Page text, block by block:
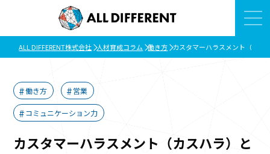
ALL DIFFERENT株式会社 人材育成コラム 働き方 カスタマーハラスメント（カス
働き方 営業
コミュニケーション力
カスタマーハラスメント（カスハラ）と